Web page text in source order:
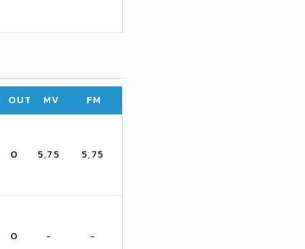
OUT MV FM
0 5,75 5,75
0 - -